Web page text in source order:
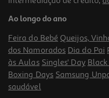
Livro Contos De Fadas Turcos
15.3 €/un
PVP de editor
15,30 €
Ao longo do ano
Feira do Bebé Queijos,
dos Namorados Dia do Pai
às Aulas Singles' Day
Boxing Days Samsung
saudável